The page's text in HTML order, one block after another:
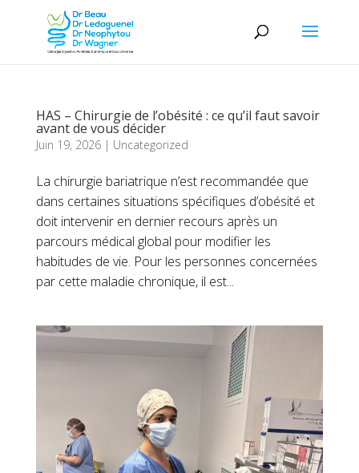
HAS – Chirurgie de l’obésité : ce qu’il faut savoir
avant de vous décider
Juin 19, 2026| Uncategorized
La chirurgie bariatrique n’est recommandée que
dans certaines situations spécifiques d’obésité et
doit intervenir en dernier recours après un
parcours médical global pour modifier les
habitudes de vie. Pour les personnes concernées
par cette maladie chronique, il est...